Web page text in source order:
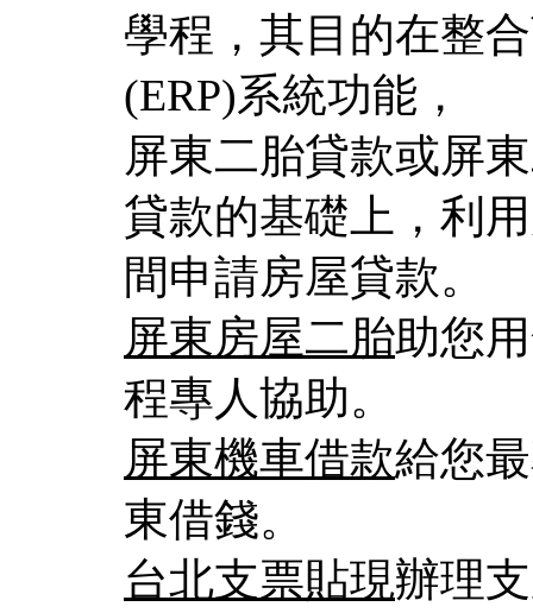
學程，其目的在整
(ERP)系統功能，
屏東二胎貸款或屏
貸款的基礎上，利
間申請房屋貸款。
屏東房屋二胎助您
程專人協助。
屏東機車借款給您
東借錢。
台北支票貼現辦理